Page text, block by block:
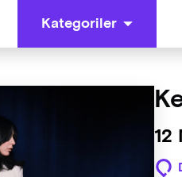
Kategoriler
12